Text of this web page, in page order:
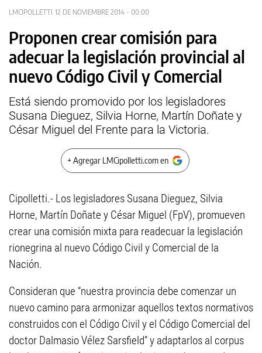
LMCIPOLLETTI 12 DE NOVIEMBRE 2014 - 00:00
Proponen crear comisión para
adecuar la legislación provincial al
nuevo Código Civil y Comercial
Está siendo promovido por los legisladores
Susana Dieguez, Silvia Horne, Martín Doñate y
César Miguel del Frente para la Victoria.
+ Agregar LMCipolletti.com en
Cipolletti.- Los legisladores Susana Dieguez, Silvia
Horne, Martín Doñate y César Miguel (FpV), promueven
crear una comisión mixta para readecuar la legislación
rionegrina al nuevo Código Civil y Comercial de la
Nación.
Consideran que “nuestra provincia debe comenzar un
nuevo camino para armonizar aquellos textos normativos
construidos con el Código Civil y el Código Comercial del
doctor Dalmasio Vélez Sarsfield” y adaptarlos al corpus